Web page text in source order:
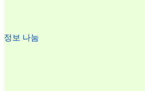
정보 나눔